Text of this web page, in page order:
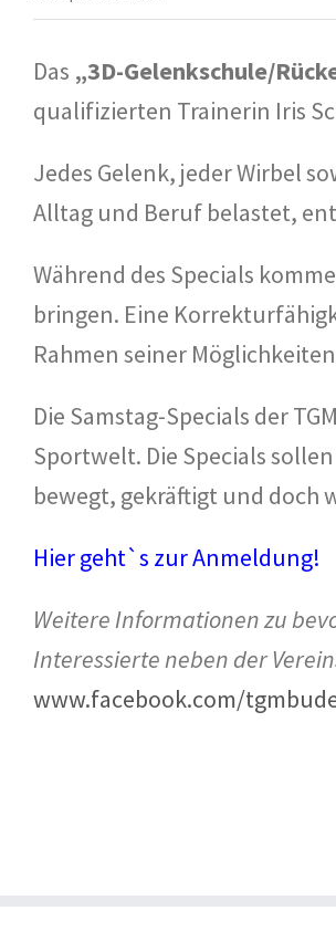
Das „3D-Gelenkschule/
qualifizierten Trainerin Iris
Jedes Gelenk, jeder Wirbel
Alltag und Beruf belastet,
Während des Specials
bringen. Eine
Rahmen seiner
Die Samstag-Specials der
Sportwelt. Die Specials
bewegt, gekräftigt und
Hier geht`s zur Anmeldung!
Weitere Informationen zu
Interessierte neben der
www.facebook.com/